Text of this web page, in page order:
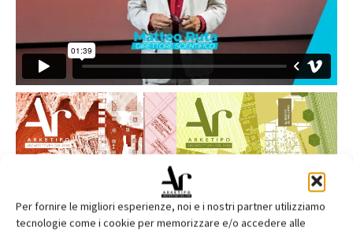
Per fornire le migliori esperienze, noi e i nostri partner utilizziamo
tecnologie come i cookie per memorizzare e/o accedere alle